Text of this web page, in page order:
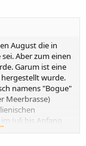
August die in
Aber zum einen
Garum ist eine
hergestellt wurde.
namens "Bogue"
Meerbrasse)
Juli bis Anfang
von einem